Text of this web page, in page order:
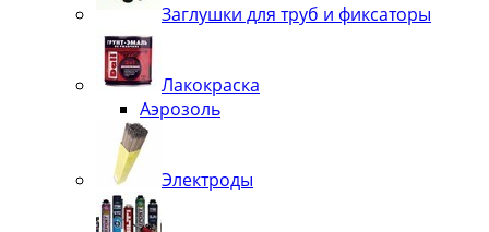
Заглушки для труб и фиксаторы
Лакокраска
Аэрозоль
Электроды